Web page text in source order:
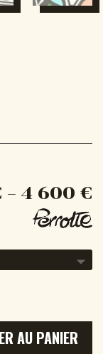
– 4 600 €
AU PANIER